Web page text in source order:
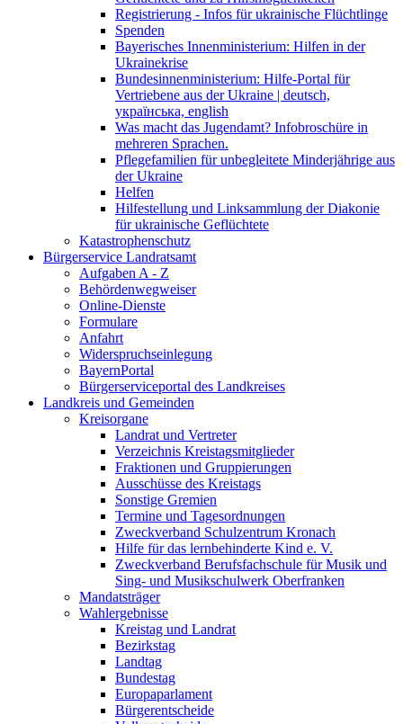
Registrierung - Infos für ukrainische Flüchtlinge
Spenden
Bayerisches Innenministerium: Hilfen in der
Ukrainekrise
Bundesinnenministerium: Hilfe-Portal für
Vertriebene aus der Ukraine | deutsch,
українська, english
Was macht das Jugendamt? Infobroschüre in
mehreren Sprachen.
Pflegefamilien für unbegleitete Minderjährige aus
der Ukraine
Helfen
Hilfestellung und Linksammlung der Diakonie
für ukrainische Geflüchtete
Katastrophenschutz
Bürgerservice Landratsamt
Aufgaben A - Z
Behördenwegweiser
Online-Dienste
Formulare
Anfahrt
Widerspruchseinlegung
BayernPortal
Bürgerserviceportal des Landkreises
Landkreis und Gemeinden
Kreisorgane
Landrat und Vertreter
Verzeichnis Kreistagsmitglieder
Fraktionen und Gruppierungen
Ausschüsse des Kreistags
Sonstige Gremien
Termine und Tagesordnungen
Zweckverband Schulzentrum Kronach
Hilfe für das lernbehinderte Kind e. V.
Zweckverband Berufsfachschule für Musik und
Sing- und Musikschulwerk Oberfranken
Mandatsträger
Wahlergebnisse
Kreistag und Landrat
Bezirkstag
Landtag
Bundestag
Europaparlament
Bürgerentscheide